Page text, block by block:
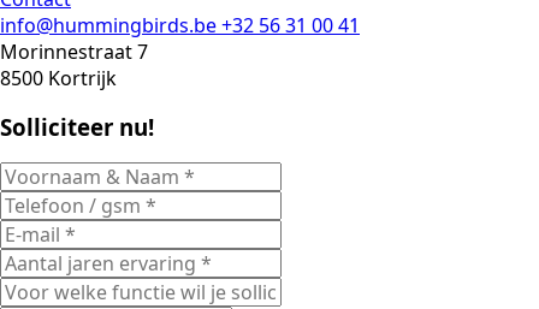
info@hummingbirds.be+32 56 31 00 41
Morinnestraat 7
8500 Kortrijk
Solliciteer nu!